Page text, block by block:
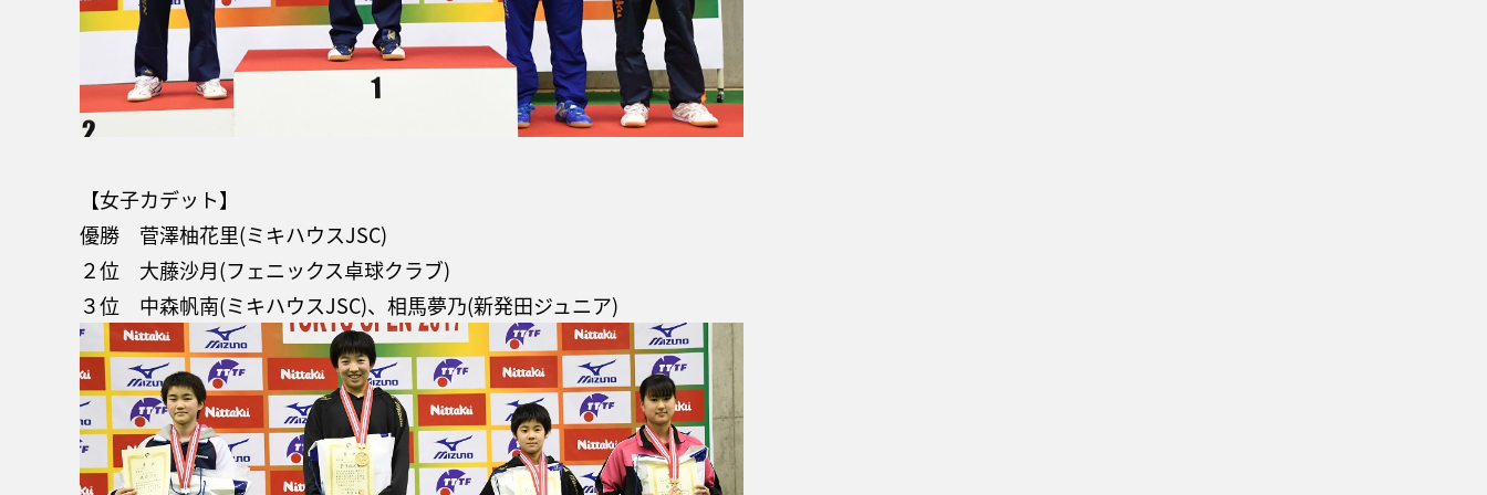
【女子カデット】
優勝 菅澤柚花里(ミキハウスJSC)
２位 大藤沙月(フェニックス卓球クラブ)
３位 中森帆南(ミキハウスJSC)、相馬夢乃(新発田ジュニア)